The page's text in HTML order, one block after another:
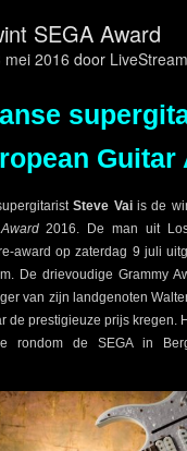
SEGA Award
mei 2016 door
Guitar
Steve Vaiis de
Award2016. De man uit
award op zaterdag 9 juli
De drievoudige Grammy
van zijn landgenoten
de prestigieuze prijs kregen.
rondom de SEGA in